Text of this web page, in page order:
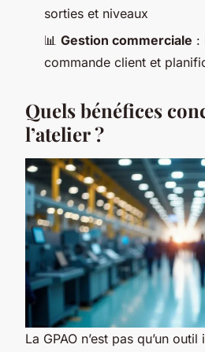
sorties et niveaux
📊 Gestion commerciale :
commande client et
Quels bénéfices
l’atelier ?
La GPAO n’est pas qu’un